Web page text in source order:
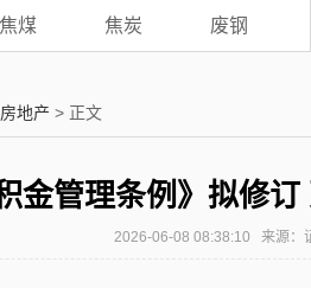
焦煤 焦炭 废钢
房地产 > 正文
金管理条例》拟修
2026-06-08 08:38:10 来源